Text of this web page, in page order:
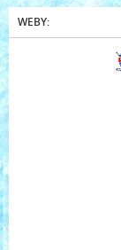
WEBY: